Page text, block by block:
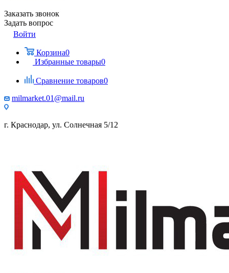
Заказать звонок
Задать вопрос
Войти
Корзина0
Избранные товары0
Сравнение товаров0
milmarket.01@mail.ru
г. Краснодар, ул. Солнечная 5/12